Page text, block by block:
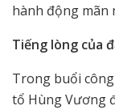
hành động mãn
Tiếng lòng của
Trong buổi
tổ Hùng Vương